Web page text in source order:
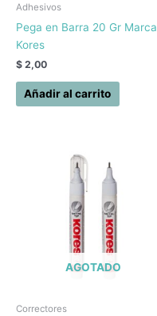
Adhesivos
Pega en Barra 20 Gr Marca
Kores
$ 2,00
Añadir al carrito
AGOTADO
Correctores